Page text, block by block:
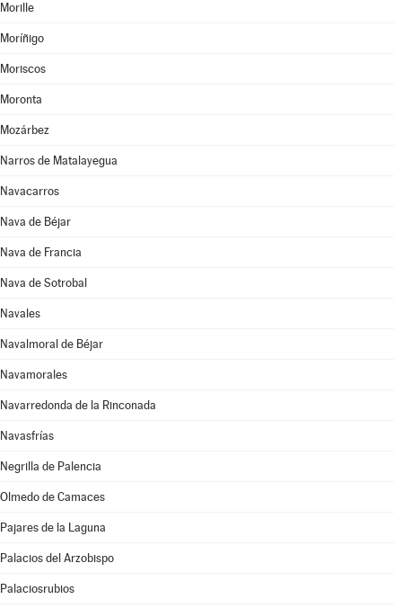
Morille
Moríñigo
Moriscos
Moronta
Mozárbez
Narros de Matalayegua
Navacarros
Nava de Béjar
Nava de Francia
Nava de Sotrobal
Navales
Navalmoral de Béjar
Navamorales
Navarredonda de la Rinconada
Navasfrías
Negrilla de Palencia
Olmedo de Camaces
Pajares de la Laguna
Palacios del Arzobispo
Palaciosrubios